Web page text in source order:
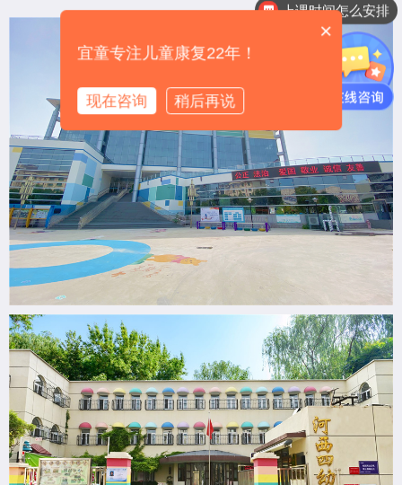
上课时间怎么安排
×
宜童专注儿童康复22年！
现在咨询 稍后再说